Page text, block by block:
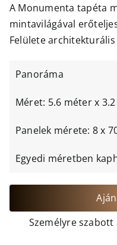
A Monumenta tapéta
mintavilágával
Felülete
Panoráma
Méret: 5.6 méter x
Panelek mérete: 8 x
Egyedi méretben
Személyre